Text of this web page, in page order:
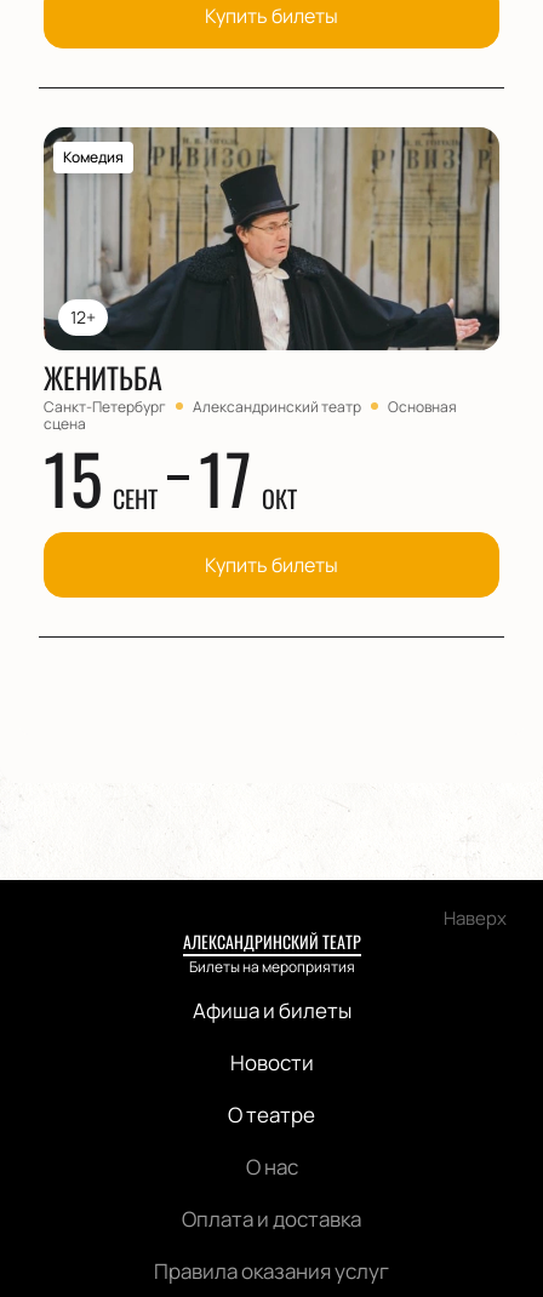
Купить билеты
12+
Комедия
ЖЕНИТЬБА
Санкт-Петербург Александринский театр
Основная
сцена
15 СЕНТ 17 ОКТ
Купить билеты
Наверх
АЛЕКСАНДРИНСКИЙ ТЕАТР
Билеты на мероприятия
Афиша и билеты
Новости
О театре
О нас
Оплата и доставка
Правила оказания услуг